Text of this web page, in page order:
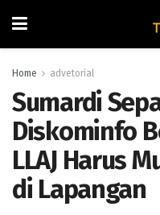
Home advetorial
Sumardi
Diskominfo
LLAJ Harus
di Lapangan